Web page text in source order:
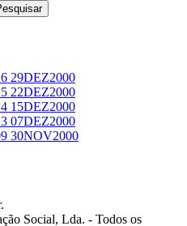
29DEZ2000
22DEZ2000
15DEZ2000
07DEZ2000
30NOV2000
Social, Lda. - Todos os